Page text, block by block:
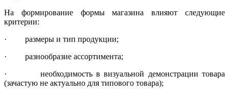
На формирование формы магазина влияют следующие
критерии:
· размеры и тип продукции;
· разнообразие ассортимента;
· необходимость в визуальной демонстрации товара
(зачастую не актуально для типового товара);